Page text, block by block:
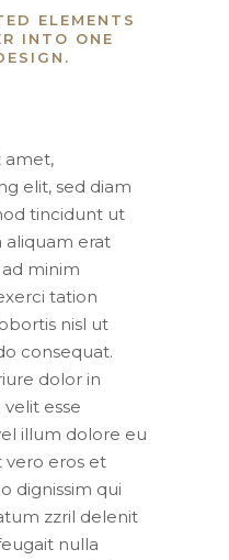
ELEMENTS
INTO ONE
amet,
elit, sed diam
tincidunt ut
aliquam erat
minim
tation
nisl ut
consequat.
dolor in
esse
illum dolore eu
vero eros et
dignissim qui
zzril delenit
nulla